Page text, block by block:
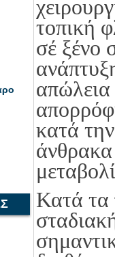
τοπική
σέ ξένο
κατά
άνθρακα
Κατά τα